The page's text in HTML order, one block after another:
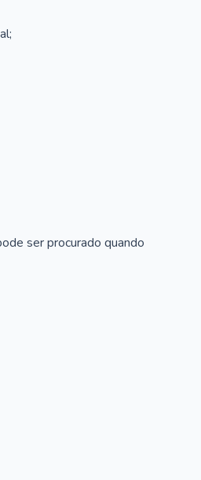
ser procurado quando